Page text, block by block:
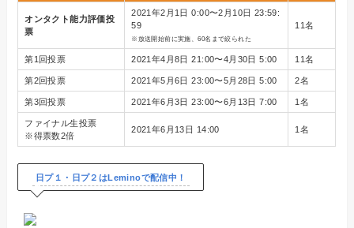
オンタクト能力評価投
票
2021年2月1日 0:00〜2月10日 23:59:
59
※放送開始前に実施、60名まで絞られた
11名
第1回投票 2021年4月8日 21:00〜4月30日 5:00 11名
第2回投票 2021年5月6日 23:00〜5月28日 5:00 2名
第3回投票 2021年6月3日 23:00〜6月13日 7:00 1名
ファイナル生投票
※得票数2倍
2021年6月13日 14:00 1名
日プ１・日プ２はLeminoで配信中！